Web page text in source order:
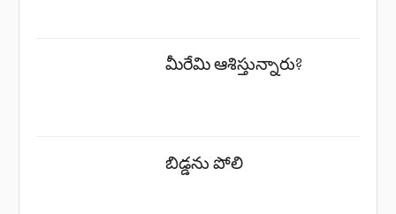
మీరేమి ఆశిస్తున్నారు?
బిడ్డను పోలి